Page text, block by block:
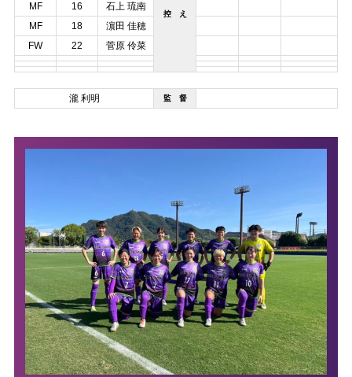
控 え
MF
16
石上 琉南
MF
18
濵田 佳穂
FW
22 菅原 伶菜
瀧 利明 監 督